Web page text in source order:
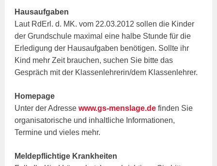
Hausaufgaben
Laut RdErl. d. MK. vom 22.03.2012 sollen die Kinder
der Grundschule maximal eine halbe Stunde für die
Erledigung der Hausaufgaben benötigen. Sollte ihr
Kind mehr Zeit brauchen, suchen Sie bitte das
Gespräch mit der Klassenlehrerin/dem Klassenlehrer.
Homepage
Unter der Adressewww.gs-menslage.de finden Sie
organisatorische und inhaltliche Informationen,
Termine und vieles mehr.
Meldepflichtige Krankheiten